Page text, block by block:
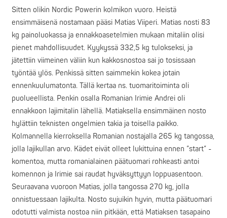
Sitten olikin Nordic Powerin kolmikon vuoro. Heistä
ensimmäisenä nostamaan pääsi Matias Viiperi. Matias nosti 83
kg painoluokassa ja ennakkoasetelmien mukaan mitaliin olisi
pienet mahdollisuudet. Kyykyssä 332,5 kg tulokseksi, ja
jätettiin viimeinen väliin kun kakkosnostoa sai jo tosissaan
työntää ylös. Penkissä sitten saimmekin kokea jotain
ennenkuulumatonta. Tällä kertaa ns. tuomaritoiminta oli
puolueellista. Penkin osalla Romanian Irimie Andrei oli
ennakkoon lajimitalin lähellä. Matiaksella ensimmäinen nosto
hylättiin teknisten ongelmien takia ja toisella paikko.
Kolmannella kierroksella Romanian nostajalla 265 kg tangossa,
jolla lajikullan arvo. Kädet eivät olleet lukittuina ennen ”start” -
komentoa, mutta romanialainen päätuomari rohkeasti antoi
komennon ja Irimie sai raudat hyväksyttyyn loppuasentoon.
Seuraavana vuoroon Matias, jolla tangossa 270 kg, jolla
onnistuessaan lajikulta. Nosto sujuikin hyvin, mutta päätuomari
odotutti valmista nostoa niin pitkään, että Matiaksen tasapaino